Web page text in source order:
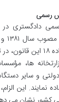
رسمی
دادگستری در
آن تبیین شده است. طبق
ها،
و سایر
نمایند. این